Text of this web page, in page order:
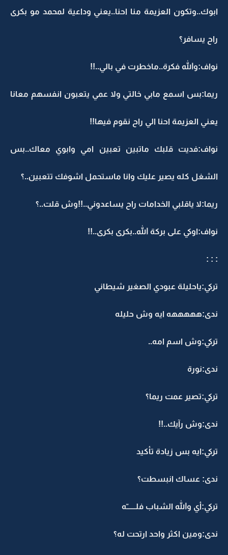
ابوك..وتكون العزيمة منا احنا..يعني وداعية لمحمد مو بكرى
راح يسافر؟
نواف:والله فكرة..ماخطرت في بالي..!!
ريما:بس اسمع مابي خالتي ولا عمي يتعبون انفسهم معانا
يعني العزيمة احنا الي راح نقوم فيها!!
نواف:فديت قلبك ماتبين تعبين امي وابوي معاك..بس
الشغل كله يصير عليك وانا ماستحمل اشوفك تتعبين..؟
ريما:لا ياقلبي الخدامات راح يساعدوني..!!وش قلت..؟
نواف:اوكي على بركة الله..بكرى بكرى..!!
: : :
تركي:ياحليلة عبودي الصغير شيطاني
ندى:هههههه ايه وش حليله
تركي:وش اسم امه..
ندى:نورة
تركي:تصير عمت ريما؟
ندى:وش رآيك..!!
تركي:ايه بس زيادة تأكيد
ندى: عساك انبسطت؟
تركي:أي والله الشباب فلــــــّه
ندى:ومين اكثر واحد ارتحت له؟